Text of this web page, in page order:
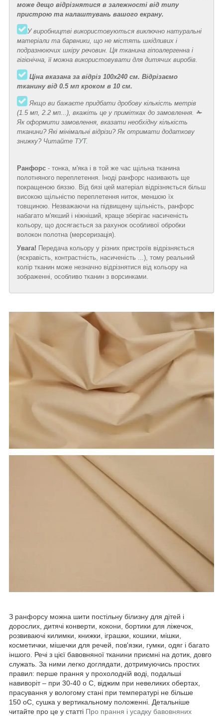
може дещо відрізнятися в залежності від типу
пристрою та налаштувань вашого екрану.
У виробництві використовуються виключно натуральні
матеріали та барвники, що не містять шкідливих і
подразнюючих шкіру речовин. Ця тканина гіпоалергенна і
гігієнічна, її можна використовувати для дитячих виробів.
Ціна вказана за відріз 100х240 см. Відрізаємо
тканину від 0.5 мп кроком в 10 см.
Якщо ви бажаєте придбати дробову кількість метрів
(1.5 мп, 2.2 мп...), вкажіть це у примітках до замовлення. ✁
Як оформити замовлення, вказати необхідну кількість
тканини? Які мінімальні відрізи? Як отримати додаткову
знижку? Читайте ТУТ.
Ранфорс - тонка, м'яка і в той же час щільна тканина
полотняного переплетення. Іноді ранфорс називають ще
покращеною бяззю. Від бязі цей матеріал відрізняється більш
високою щільністю переплетення ниток, меншою їх
товщиною. Незважаючи на підвищену щільність, ранфорс
набагато м'якший і ніжніший, краще зберігає насиченість
кольору, що досягається за рахунок особливої обробки
волокон полотна (мерсеризація).
Увага! Передача кольору у різних пристроїв відрізняється
(яскравість, контрастність, насиченість ...), тому реальний
колір тканин може незначно відрізнятися від кольору на
зображенні, особливо тканин з ворсинками.
З ранфорсу можна шити постільну білизну для дітей і
дорослих, дитячі конверти, кокони, бортики для ліжечок,
розвиваючі килимки, книжки, іграшки, кошики, мішки,
косметички, мішечки для речей, пов'язки, гумки, одяг і багато
іншого. Речі з цієї бавовняної тканини приємні на дотик, довго
служать. За ними легко доглядати, дотримуючись простих
правил: перше прання у прохолодній воді, подальші
навиворіт – при 30-40 о С, віджим при невеликих обертах,
прасування у вологому стані при температурі не більше
150 оС, сушка у вертикальному положенні. Детальніше
читайте про це у статті Про прання і усадку бавовняних